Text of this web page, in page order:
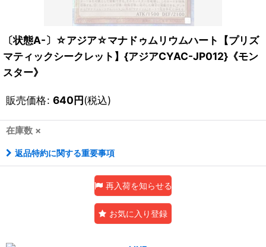
〔状態A-〕☆アジア☆マナドゥムリウムハート【プリズ
マティックシークレット】{アジアCYAC-JP012}《モン
スター》
販売価格: 640円(税込)
在庫数 ×
返品特約に関する重要事項
再入荷を知らせる
お気に入り登録